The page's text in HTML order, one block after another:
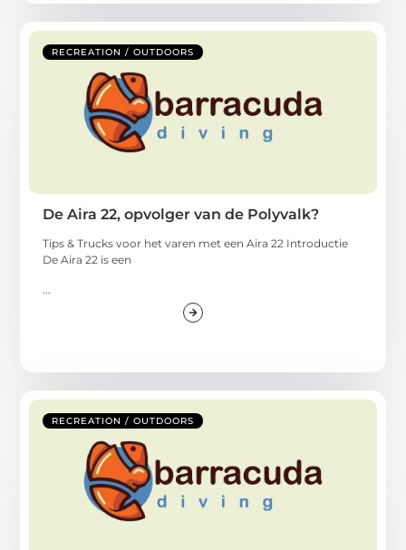
RECREATION / OUTDOORS
De Aira 22, opvolger van de Polyvalk?
Tips & Trucks voor het varen met een Aira 22 Introductie
De Aira 22 is een
RECREATION / OUTDOORS